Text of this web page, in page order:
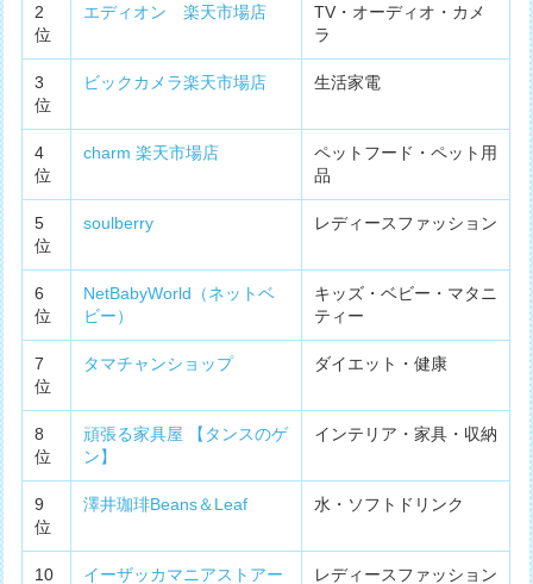
2
位
エディオン 楽天市場店
TV・オーディオ・カメ
ラ
3
位
ビックカメラ楽天市場店 生活家電
4
位
charm 楽天市場店
ペットフード・ペット用
品
5
位
soulberry レディースファッション
6
位
NetBabyWorld（ネットベ
ビー）
キッズ・ベビー・マタニ
ティー
7
位
タマチャンショップ ダイエット・健康
8
位
頑張る家具屋 【タンスのゲ
ン】
インテリア・家具・収納
9
位
澤井珈琲Beans＆Leaf 水・ソフトドリンク
10 イーザッカマニアストアー レディースファッション